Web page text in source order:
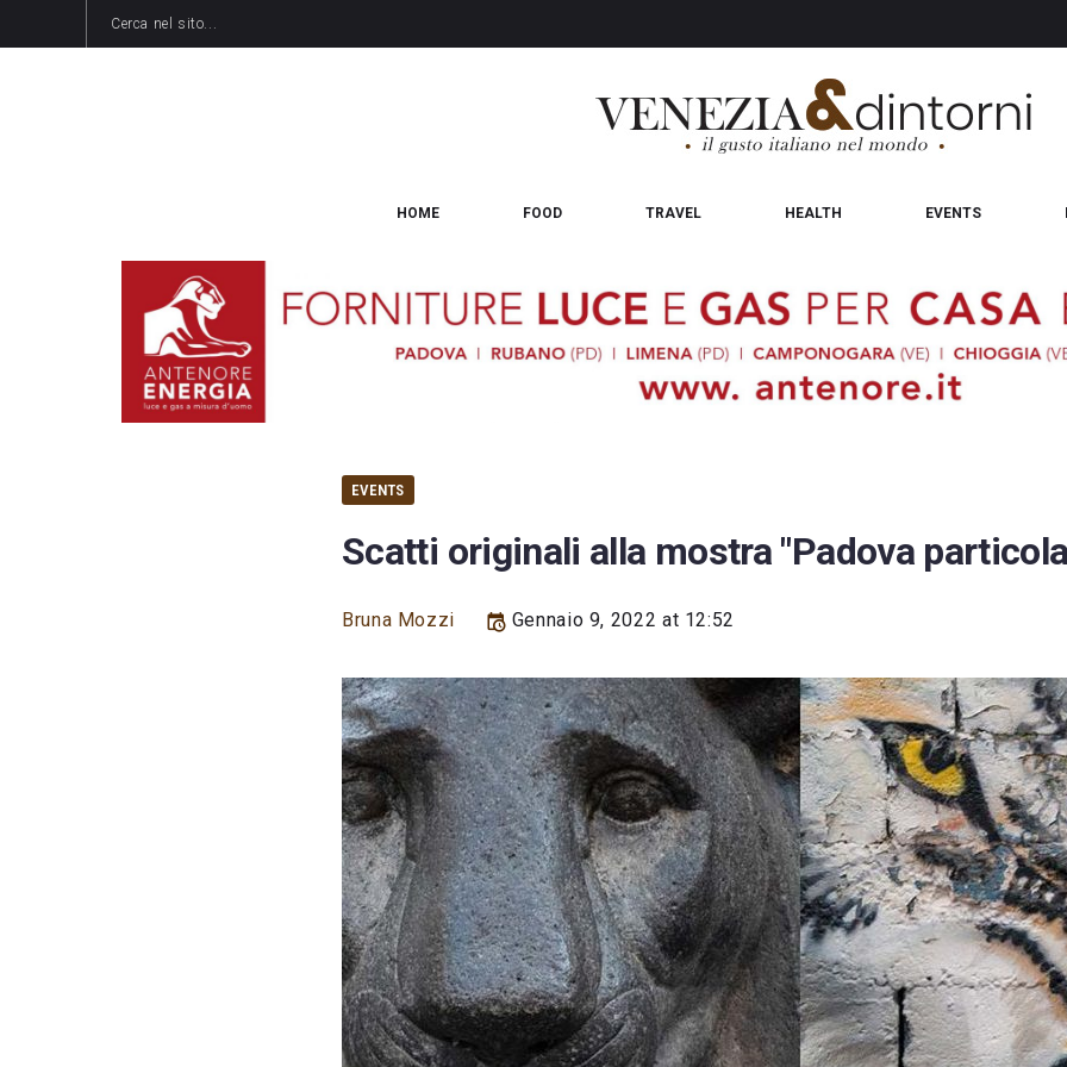
HOME FOOD TRAVEL HEALTH EVENTS
EVENTS
Scatti originali alla mostra "Padova
Bruna Mozzi Gennaio 9, 2022 at 12:52